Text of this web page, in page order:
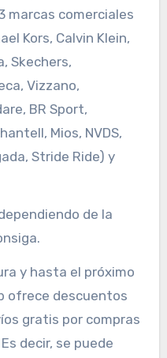
marcas comerciales
Kors, Calvin Klein,
Skechers,
Vizzano,
BR Sport,
Mios, NVDS,
Stride Ride) y
de la
y hasta el próximo
ofrece descuentos
gratis por compras
decir, se puede